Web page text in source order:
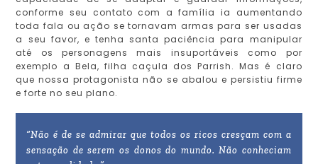
conforme seu contato com a família ia aumentando
toda fala ou ação se tornavam armas para ser usadas
a seu favor, e tenha santa paciência para manipular
até os personagens mais insuportáveis como por
exemplo a Bela, filha caçula dos Parrish. Mas é claro
que nossa protagonista não se abalou e persistiu firme
e forte no seu plano.
“Não é de se admirar que todos os ricos cresçam com a
sensação de serem os donos do mundo. Não conheciam